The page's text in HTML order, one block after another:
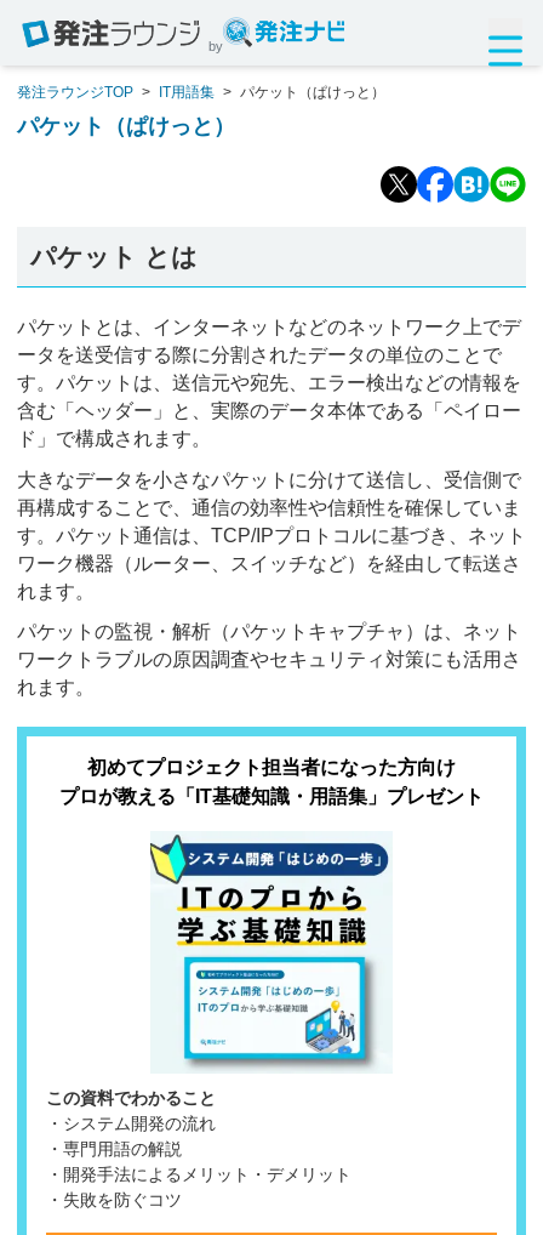
by
発注ラウンジTOP > IT用語集 > パケット（ぱけっと）
パケット（ぱけっと）
パケット とは
パケットとは、インターネットなどのネットワーク上でデ
ータを送受信する際に分割されたデータの単位のことで
す。パケットは、送信元や宛先、エラー検出などの情報を
含む「ヘッダー」と、実際のデータ本体である「ペイロー
ド」で構成されます。
大きなデータを小さなパケットに分けて送信し、受信側で
再構成することで、通信の効率性や信頼性を確保していま
す。パケット通信は、TCP/IPプロトコルに基づき、ネット
ワーク機器（ルーター、スイッチなど）を経由して転送さ
れます。
パケットの監視・解析（パケットキャプチャ）は、ネット
ワークトラブルの原因調査やセキュリティ対策にも活用さ
れます。
初めてプロジェクト担当者になった方向け
プロが教える「IT基礎知識・用語集」プレゼント
この資料でわかること
・システム開発の流れ
・専門用語の解説
・開発手法によるメリット・デメリット
・失敗を防ぐコツ